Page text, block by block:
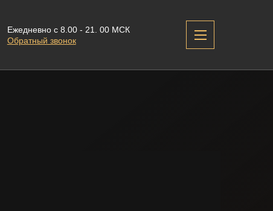
Ежедневно с 8.00 - 21. 00 МСК
Обратный звонок